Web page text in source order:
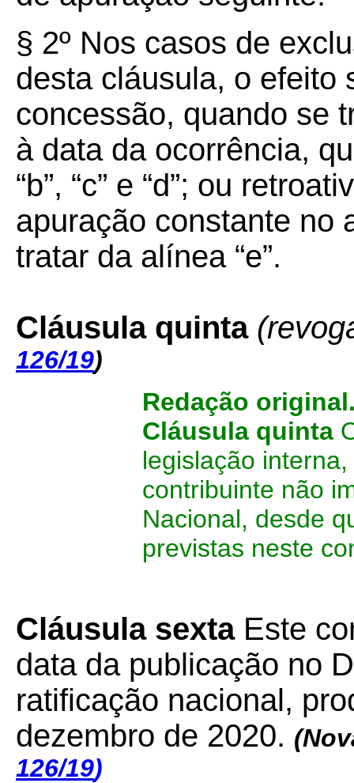
§ 2º Nos casos de
desta cláusula, o efeito
concessão, quando se
à data da ocorrência,
“b”, “c” e “d”; ou
apuração constante no
tratar da alínea “e”.
Cláusula quinta
126/19)
Redação
Cláusula quinta
legislação
contribuinte não
Nacional, desde
previstas neste
Cláusula sexta Este
data da publicação no
ratificação nacional,
dezembro de 2020.
126/19)